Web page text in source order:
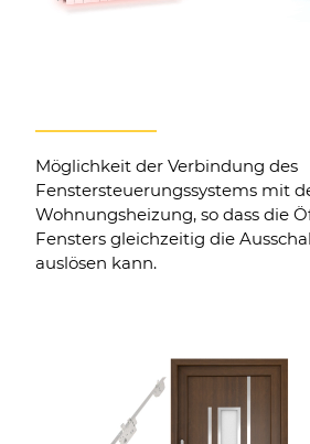
Möglichkeit der Verbindung des
Fenstersteuerungssystems mit
Wohnungsheizung, so dass die
Fensters gleichzeitig die
auslösen kann.